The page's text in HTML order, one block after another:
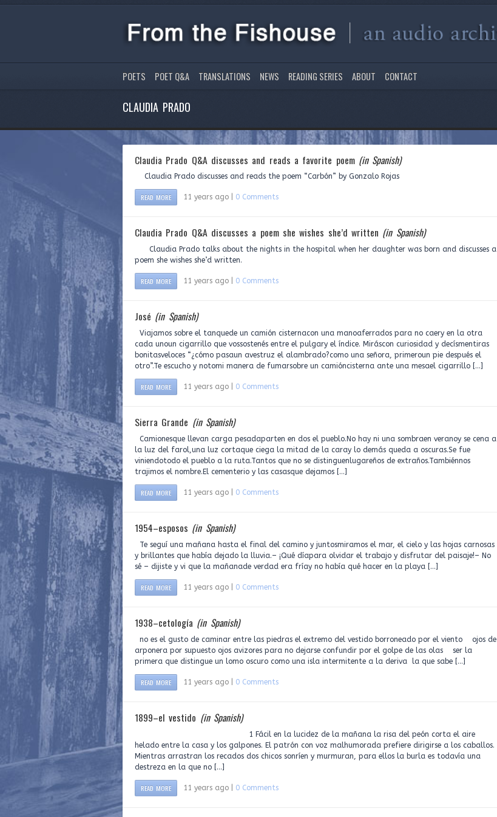
POETS POET Q&A TRANSLATIONS NEWS READING SERIES ABOUT CONTACT
CLAUDIA PRADO
Claudia Prado Q&A discusses and reads a favorite poem (in Spanish)
Claudia Prado discusses and reads the poem “Carbón” by Gonzalo Rojas
READ MORE 11 years ago | 0 Comments
Claudia Prado Q&A discusses a poem she wishes she’d written (in Spanish)
Claudia Prado talks about the nights in the hospital when her daughter was born and discusses a
poem she wishes she’d written.
READ MORE 11 years ago | 0 Comments
José (in Spanish)
Viajamos sobre el tanquede un camión cisternacon una manoaferrados para no caery en la otra
cada unoun cigarrillo que vossostenés entre el pulgary el índice. Miráscon curiosidad y decísmentiras
bonitasveloces “¿cómo pasaun avestruz el alambrado?como una señora, primeroun pie después el
otro”.Te escucho y notomi manera de fumarsobre un camióncisterna ante una mesael cigarrillo […]
READ MORE 11 years ago | 0 Comments
Sierra Grande (in Spanish)
Camionesque llevan carga pesadaparten en dos el pueblo.No hay ni una sombraen veranoy se cena a
la luz del farol,una luz cortaque ciega la mitad de la caray lo demás queda a oscuras.Se fue
viniendotodo el pueblo a la ruta.Tantos que no se distinguenlugareños de extraños.Tambiénnos
trajimos el nombre.El cementerio y las casasque dejamos […]
READ MORE 11 years ago | 0 Comments
1954–esposos (in Spanish)
Te seguí una mañana hasta el final del camino y juntosmiramos el mar, el cielo y las hojas carnosas
y brillantes que había dejado la lluvia.– ¡Qué díapara olvidar el trabajo y disfrutar del paisaje!– No
sé – dijiste y vi que la mañanade verdad era fríay no había qué hacer en la playa […]
READ MORE 11 years ago | 0 Comments
1938–cetología (in Spanish)
no es el gusto de caminar entre las piedras el extremo del vestido borroneado por el viento ojos de
arponera por supuesto ojos avizores para no dejarse confundir por el golpe de las olas ser la
primera que distingue un lomo oscuro como una isla intermitente a la deriva la que sabe […]
READ MORE 11 years ago | 0 Comments
1899–el vestido (in Spanish)
1 Fácil en la lucidez de la mañana la risa del peón corta el aire
helado entre la casa y los galpones. El patrón con voz malhumorada prefiere dirigirse a los caballos.
Mientras arrastran los recados dos chicos sonríen y murmuran, para ellos la burla es todavía una
destreza en la que no […]
READ MORE 11 years ago | 0 Comments